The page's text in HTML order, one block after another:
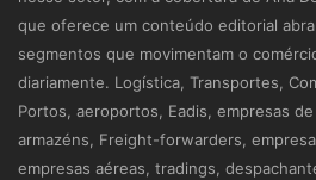
que oferece um conteúdo editorial
segmentos que movimentam o
diariamente. Logística, Transportes,
Portos, aeroportos, Eadis, empresas
armazéns, Freight-forwarders,
empresas aéreas, tradings,